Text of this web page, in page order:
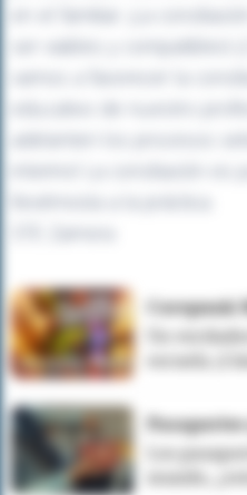
en el familiar. ¡La
ser viables y compatibles!
vamos a favorecer la
educativo de nuestro
adelanten los procesos
Corepunk
Un
escuela
Los
mundo,